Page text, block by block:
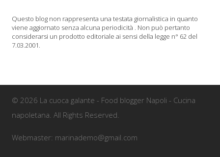
Questo blog non rappresenta una testata giornalistica in quanto
viene aggiornato senza alcuna periodicità . Non può pertanto
considerarsi un prodotto editoriale ai sensi della legge n° 62 del
7.03.2001.
© 2026 La cuoca galante - Food blogger Napoli - Cucina
napoletana. All Rights Reserved.
Webmaster: marinademo@gmail.com